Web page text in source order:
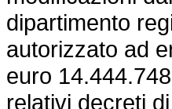
dipartimento
autorizzato ad
euro
relativi decreti